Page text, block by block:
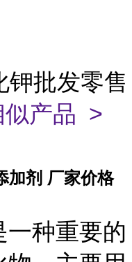
钾批发零售
似产品 >
加剂 厂家价格
一种重要的